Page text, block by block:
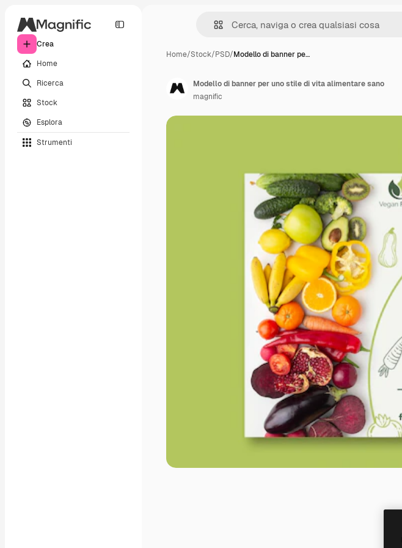
Crea
Home
Ricerca
Stock
Esplora
Strumenti
Home/Stock/PSD/Modello di banner pe…
Modello di banner per uno stile di vita alimentare sano
magnific